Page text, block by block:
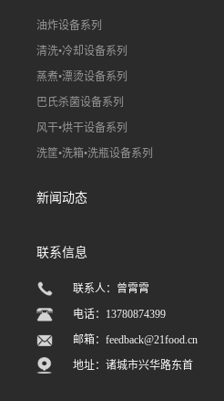
油炸设备系列
清洗•冷却设备系列
蒸煮•漂烫设备系列
巴氏杀菌设备系列
风干•烘干设备系列
洗筐•洗箱•洗瓶设备系列
新闻动态
联系信息
联系人：曾霄霄
电话：13780874399
邮箱：feedback@21food.cn
地址：诸城市兴华路东首